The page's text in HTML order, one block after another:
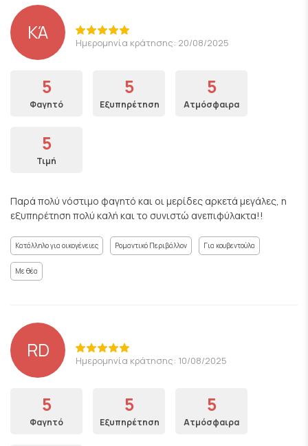
ΚΆ Ημερομηνία κράτησης: 20/08/2025
5
Φαγητό
5
Εξυπηρέτηση
5
Ατμόσφαιρα
5
Τιμή
Παρά πολύ νόστιμο φαγητό και οι μερίδες αρκετά μεγάλες, η
εξυπηρέτηση πολύ καλή και το συνιστώ ανεπιφύλακτα!!
Κατάλληλο για οικογένειες Ρομαντικό Περιβάλλον Για κουβεντούλα
Με θέα
RD Ημερομηνία κράτησης: 10/08/2025
5
Φαγητό
5
Εξυπηρέτηση
5
Ατμόσφαιρα